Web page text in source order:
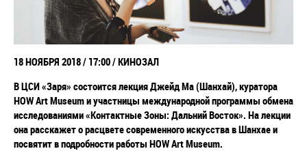
18 НОЯБРЯ 2018 / 17:00 / КИНОЗАЛ
В ЦСИ «Заря» состоится лекция Джейд Ма (Шанхай), куратора
HOW Art Museum и участницы международной программы обмена
исследованиями «Контактные Зоны: Дальний Восток». На лекции
она расскажет о расцвете современного искусства в Шанхае и
посвятит в подробности работы HOW Art Museum.